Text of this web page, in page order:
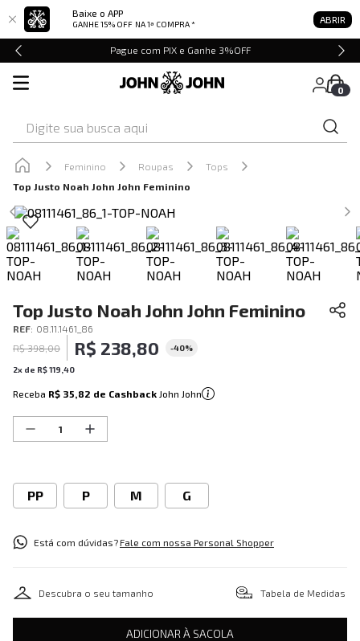
Baixe o APP
GANHE 15% OFF NA 1ª COMPRA * ABRIR
Pague com PIX e Ganhe 3%OFF
0
Feminino Roupas
Tops
Top Justo Noah John John Feminino
Top Justo Noah John John Feminino
REF: 08.11.1461_86
R$ 398,00 R$ 238,80 -40%
2x de R$119 40
Receba R$ 35,82 de Cashback John John
PP P M G
Está com dúvidas?Fale com nossa Personal Shopper
Descubra o seu tamanho Tabela de Medidas
ADICIONAR À SACOLA